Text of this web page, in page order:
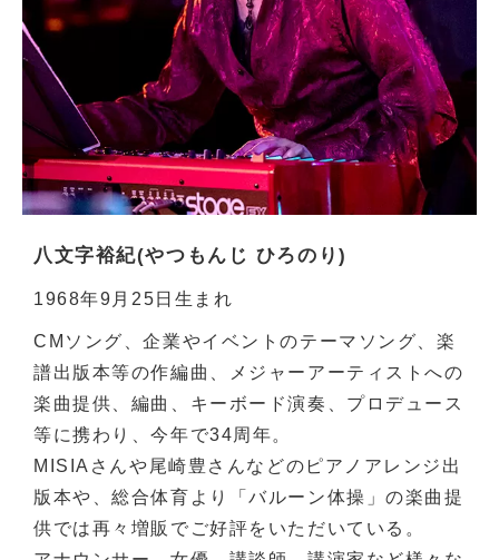
八文字裕紀(やつもんじ ひろのり)
1968年9月25日生まれ
CMソング、企業やイベントのテーマソング、楽
譜出版本等の作編曲、メジャーアーティストへの
楽曲提供、編曲、キーボード演奏、プロデュース
等に携わり、今年で34周年。
MISIAさんや尾崎豊さんなどのピアノアレンジ出
版本や、総合体育より「バルーン体操」の楽曲提
供では再々増販でご好評をいただいている。